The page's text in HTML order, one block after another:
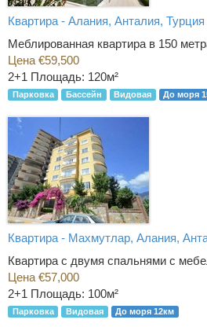
Квартира - Алания, Анталия, Турция
Меблированная квартира в 150
Цена €59,500
2+1 Площадь: 120м²
Парковка Бассейн Видовая До моря
Квартира - Махмутлар, Алания,
Квартира с двумя спальнями с
Цена €57,000
2+1 Площадь: 100м²
Парковка Видовая До моря 12км